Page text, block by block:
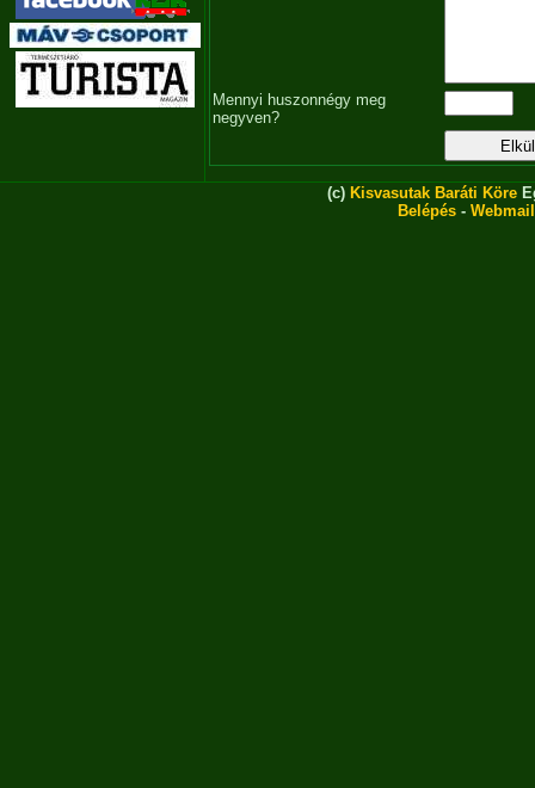
Mennyi huszonnégy meg
negyven?
(c) Kisvasutak Baráti Köre
Belépés - Webmail